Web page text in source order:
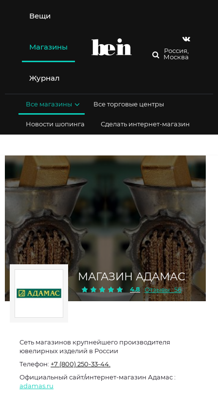
содержимому
Вещи
Магазины
Журнал
Россия,
Москва
Все магазины Все торговые центры
Новости шопинга Сделать интернет-магазин
МАГАЗИН АДАМАС
4.8 Отзывы : 56
Сеть магазинов крупнейшего производителя
ювелирных изделий в России
Телефон: +7 (800) 250-33-44.
Официальный сайт/интернет-магазин Адамас :
adamas.ru